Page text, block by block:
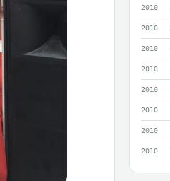
2010
2010
2010
2010
2010
2010
2010
2010